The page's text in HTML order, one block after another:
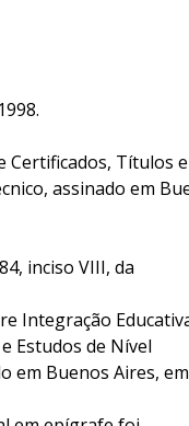
Certificados, Títulos e
assinado em
inciso VIII, da
Integração
Estudos de Nível
em Buenos Aires,